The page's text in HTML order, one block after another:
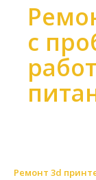
с
Ремонт 3d